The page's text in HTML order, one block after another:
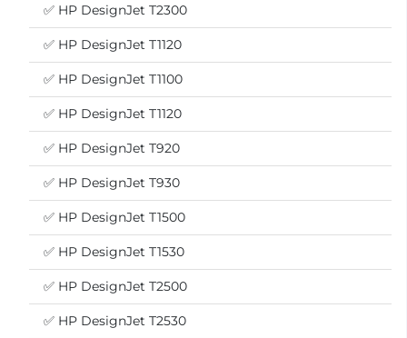
✅ HP DesignJet T2300
✅ HP DesignJet T1120
✅ HP DesignJet T1100
✅ HP DesignJet T1120
✅ HP DesignJet T920
✅ HP DesignJet T930
✅ HP DesignJet T1500
✅ HP DesignJet T1530
✅ HP DesignJet T2500
✅ HP DesignJet T2530